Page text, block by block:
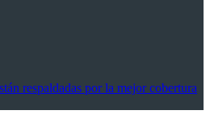
respaldadas por la mejor cobertura